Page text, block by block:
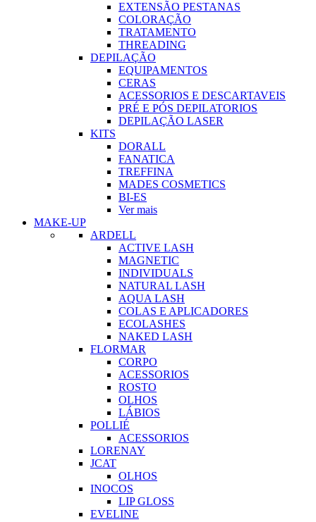
EXTENSÃO PESTANAS
COLORAÇÃO
TRATAMENTO
THREADING
DEPILAÇÃO
EQUIPAMENTOS
CERAS
ACESSORIOS E DESCARTAVEIS
PRÉ E PÓS DEPILATORIOS
DEPILAÇÃO LASER
KITS
DORALL
FANATICA
TREFFINA
MADES COSMETICS
BI-ES
Ver mais
MAKE-UP
ARDELL
ACTIVE LASH
MAGNETIC
INDIVIDUALS
NATURAL LASH
AQUA LASH
COLAS E APLICADORES
ECOLASHES
NAKED LASH
FLORMAR
CORPO
ACESSORIOS
ROSTO
OLHOS
LÁBIOS
POLLIÉ
ACESSORIOS
LORENAY
JCAT
OLHOS
INOCOS
LIP GLOSS
EVELINE